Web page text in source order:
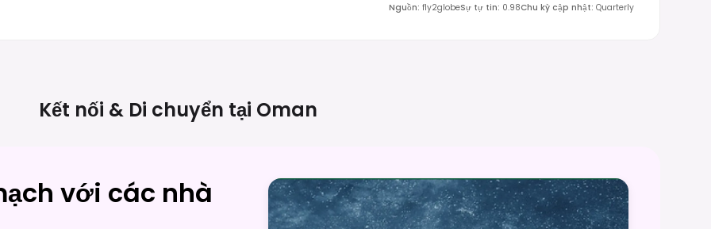
Nguồn: fly2globeSự tự tin: 0.98Chu kỳ cập nhật: Quarterly
Kết nối & Di chuyển tại Oman
với các nhà